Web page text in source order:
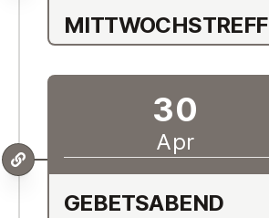
MIT­TWOCH­STREFF
GE­B­ETSABEND
30
Apr